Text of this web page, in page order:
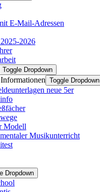
E-Mail-Adressen
2026
Toggle Dropdown
Toggle Dropdown
neue 5er
Modell
Musikunterricht
Dropdown